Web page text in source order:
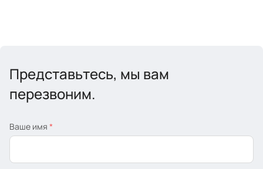
Представьтесь, мы вам
перезвоним.
Ваше имя *